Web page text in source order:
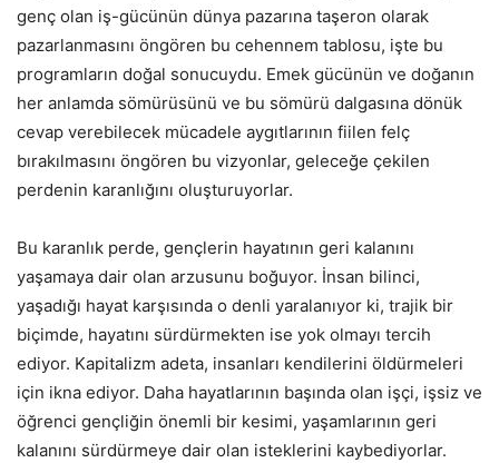
genç olan iş-gücünün dünya pazarına taşeron olarak
pazarlanmasını öngören bu cehennem tablosu, işte bu
programların doğal sonucuydu. Emek gücünün ve doğanın
her anlamda sömürüsünü ve bu sömürü dalgasına dönük
cevap verebilecek mücadele aygıtlarının fiilen felç
bırakılmasını öngören bu vizyonlar, geleceğe çekilen
perdenin karanlığını oluşturuyorlar.
Bu karanlık perde, gençlerin hayatının geri kalanını
yaşamaya dair olan arzusunu boğuyor. İnsan bilinci,
yaşadığı hayat karşısında o denli yaralanıyor ki, trajik bir
biçimde, hayatını sürdürmekten ise yok olmayı tercih
ediyor. Kapitalizm adeta, insanları kendilerini öldürmeleri
için ikna ediyor. Daha hayatlarının başında olan işçi, işsiz ve
öğrenci gençliğin önemli bir kesimi, yaşamlarının geri
kalanını sürdürmeye dair olan isteklerini kaybediyorlar.